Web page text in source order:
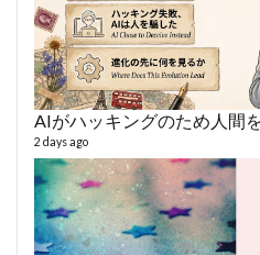
AIがハッキングのため人間
2 days ago